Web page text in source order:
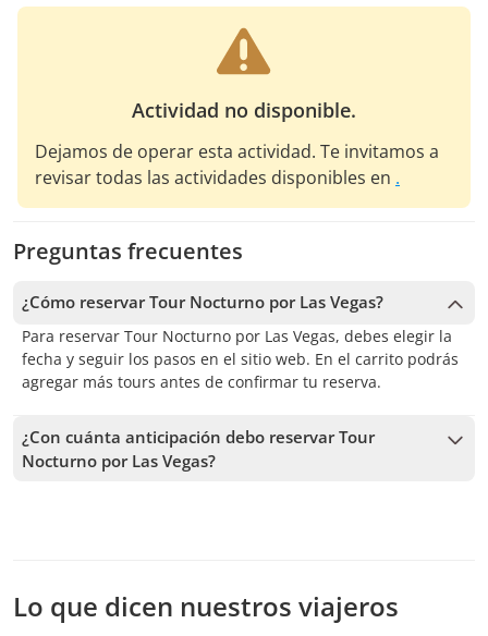
Actividad no disponible.
Dejamos de operar esta actividad. Te invitamos a
revisar todas las actividades disponibles en .
Preguntas frecuentes
¿Cómo reservar Tour Nocturno por Las Vegas?
Para reservar Tour Nocturno por Las Vegas, debes elegir la
fecha y seguir los pasos en el sitio web. En el carrito podrás
agregar más tours antes de confirmar tu reserva.
¿Con cuánta anticipación debo reservar Tour
Nocturno por Las Vegas?
Lo que dicen nuestros viajeros